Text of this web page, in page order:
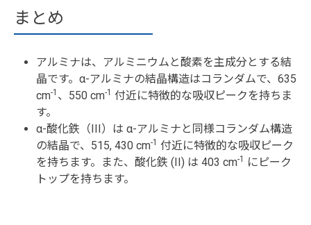
まとめ
アルミナは、アルミニウムと酸素を主成分とする結
晶です。α-アルミナの結晶構造はコランダムで、635
cm-1 、550 cm-1 付近に特徴的な吸収ピークを持ちま
す。
α-酸化鉄（III）は α-アルミナと同様コランダム構造
の結晶で、515, 430 cm-1 付近に特徴的な吸収ピーク
を持ちます。また、酸化鉄 (II) は 403 cm-1
にピーク
トップを持ちます。